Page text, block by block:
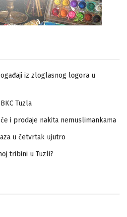
iz zloglasnog logora u
Tuzla
i prodaje nakita nemuslimankama
u četvrtak ujutro
tribini u Tuzli?